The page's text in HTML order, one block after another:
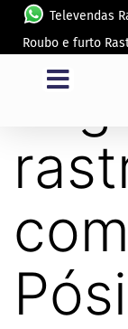
Televendas
Roubo e furto
Tag: